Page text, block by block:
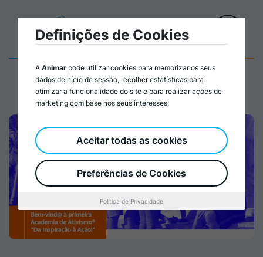
Definições de Cookies
A Animar pode utilizar cookies para memorizar os seus
dados deinício de sessão, recolher estatísticas para
otimizar a funcionalidade do site e para realizar ações de
marketing com base nos seus interesses.
Preferências de Cookies
Aceitar todas as cookies
Política de Privacidade